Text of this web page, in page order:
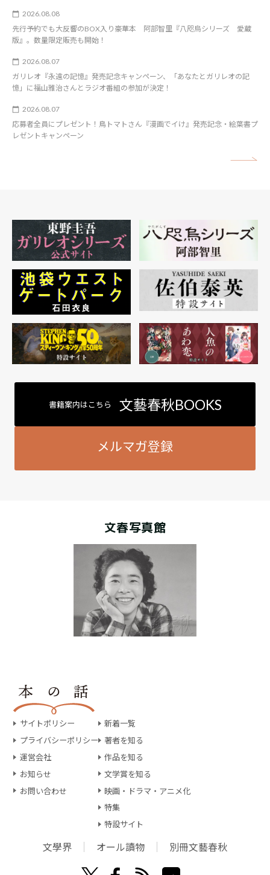
2026.08.08
先行予約でも大反響のBOX入り豪華本 阿部智里『八咫烏シリーズ 愛蔵
版』。数量限定販売も開始！
2026.08.07
ガリレオ『永遠の記憶』発売記念キャンペーン、「あなたとガリレオの記
憶」に福山雅治さんとラジオ番組の参加が決定！
2026.08.07
応募者全員にプレゼント！鳥トマトさん『漫画でイけ』発売記念・絵葉書プ
レゼントキャンペーン
書籍案内はこちら 文藝春秋BOOKS
メルマガ登録
文春写真館
サイトポリシー
プライバシーポリシー
運営会社
お知らせ
お問い合わせ
新着一覧
著者を知る
作品を知る
文学賞を知る
映画・ドラマ・アニメ化
特集
特設サイト
文學界 オール讀物 別冊文藝春秋